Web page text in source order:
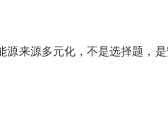
源来源多元化，不是选择题，